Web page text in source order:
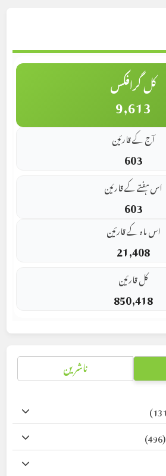
کل گرافکس
9,613
آج کے قارئین
603
اس ہفتے کے قارئین
603
اس ماہ کے قارئین
21,408
کل قارئین
850,418
ناشرین
(496)